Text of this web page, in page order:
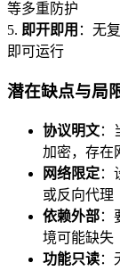
等多重防护
5. 即开即用 ：无
即可运行
潜在缺点与局
协议明文：
加密，存在
网络限定：
或反向代理
依赖外部：
境可能缺失
功能只读：